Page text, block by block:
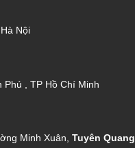
Nội
, TP Hồ Chí Minh
Minh Xuân, Tuyên Quang